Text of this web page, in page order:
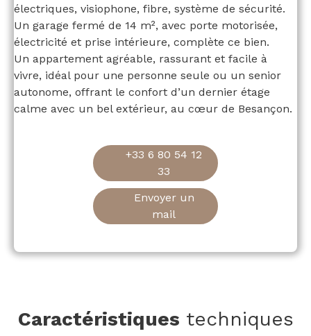
électriques, visiophone, fibre, système de sécurité.
Un garage fermé de 14 m², avec porte motorisée,
électricité et prise intérieure, complète ce bien.
Un appartement agréable, rassurant et facile à
vivre, idéal pour une personne seule ou un senior
autonome, offrant le confort d’un dernier étage
calme avec un bel extérieur, au cœur de Besançon.
+33 6 80 54 12
33
Envoyer un
mail
Caractéristiques techniques